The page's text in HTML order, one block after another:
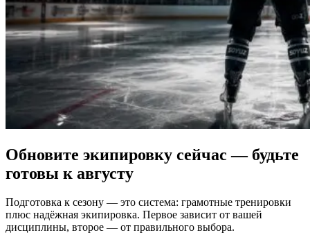
Обновите экипировку сейчас — будьте
готовы к августу
Подготовка к сезону — это система: грамотные тренировки
плюс надёжная экипировка. Первое зависит от вашей
дисциплины, второе — от правильного выбора.